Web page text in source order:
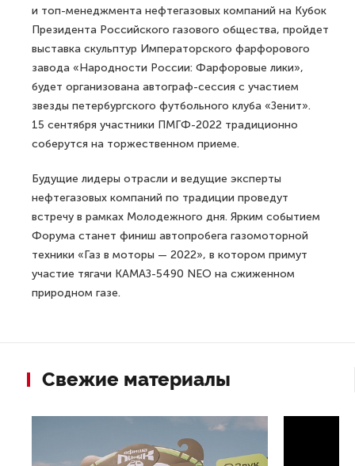
и топ-менеджмента нефтегазовых компаний на Кубок
Президента Российского газового общества, пройдет
выставка скульптур Императорского фарфорового
завода «Народности России: Фарфоровые лики»,
будет организована автограф-сессия с участием
звезды петербургского футбольного клуба «Зенит».
15 сентября участники ПМГФ-2022 традиционно
соберутся на торжественном приеме.
Будущие лидеры отрасли и ведущие эксперты
нефтегазовых компаний по традиции проведут
встречу в рамках Молодежного дня. Ярким событием
Форума станет финиш автопробега газомоторной
техники «Газ в моторы — 2022», в котором примут
участие тягачи КАМАЗ-5490 NEO на сжиженном
природном газе.
Свежие материалы